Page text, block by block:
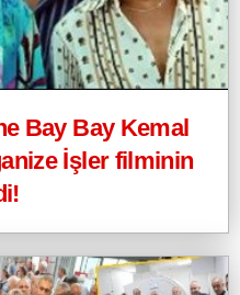
Bay Bay Kemal
İşler filminin